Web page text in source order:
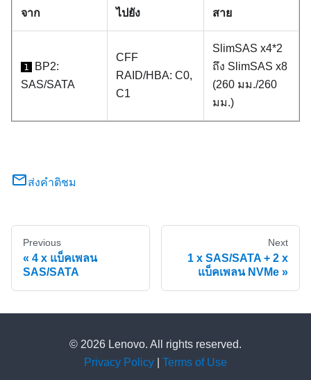
จาก ไปยัง สาย
1
BP2:
SAS/SATA
CFF
RAID/HBA: C0,
C1
SlimSAS x4*2
ถึง SlimSAS x8
(260 มม./260
มม.)
ส่งคำติชม
Previous
4 x แบ็คเพลน
SAS/SATA
Next
1 x SAS/SATA + 2 x
แบ็คเพลน NVMe
© 2026 Lenovo. All rights reserved.
Privacy Policy
Terms of Use